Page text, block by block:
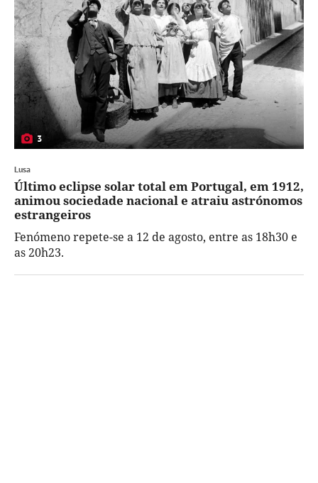
3
Lusa
Último eclipse solar total em Portugal, em 1912,
animou sociedade nacional e atraiu astrónomos
estrangeiros
Fenómeno repete-se a 12 de agosto, entre as 18h30 e
as 20h23.